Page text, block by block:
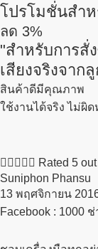
โปรโมชั่นสำ
ลด 3%
"สำหรับการสั่
เสียงจริงจาก
สินค้าดีมีคุณภาพ
ใช้งานได้จริง ไม่ผิด
     Rated 5
Suniphon Phansu
13 พฤศจิกายน
Facebook : 1000 ช่